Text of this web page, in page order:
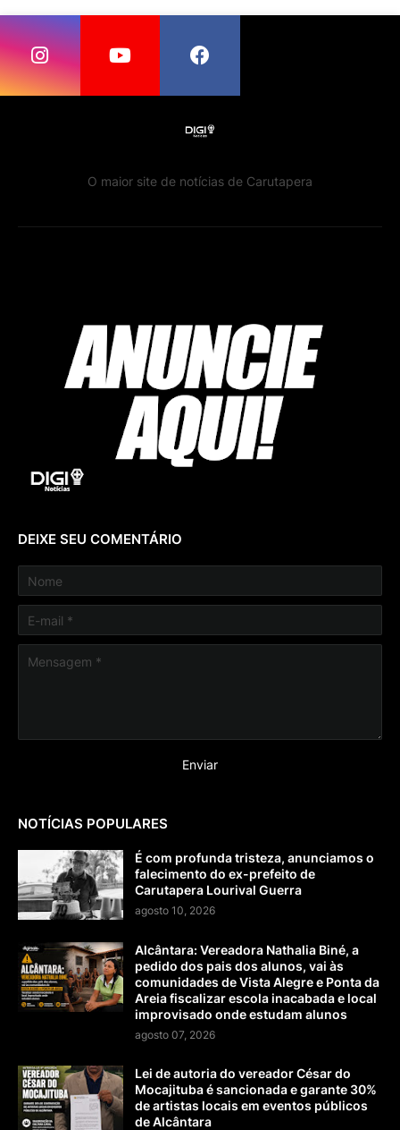
O maior site de notícias de Carutapera
DEIXE SEU COMENTÁRIO
NOTÍCIAS POPULARES
É com profunda tristeza, anunciamos o
falecimento do ex-prefeito de
Carutapera Lourival Guerra
agosto 10, 2026
Alcântara: Vereadora Nathalia Biné, a
pedido dos pais dos alunos, vai às
comunidades de Vista Alegre e Ponta da
Areia fiscalizar escola inacabada e local
improvisado onde estudam alunos
agosto 07, 2026
Lei de autoria do vereador César do
Mocajituba é sancionada e garante 30%
de artistas locais em eventos públicos
de Alcântara